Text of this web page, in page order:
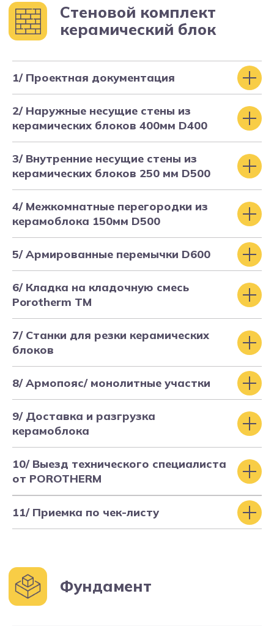
1/ Проектная документация
2/ Наружные несущие стены из
керамических блоков 400мм D400
3/ Внутренние несущие стены из
керамических блоков 250 мм D500
4/ Межкомнатные перегородки из
керамоблока 150мм D500
5/ Армированные перемычки D600
6/ Кладка на кладочную смесь
Porotherm TM
7/ Станки для резки керамических
блоков
8/ Армопояс/ монолитные участки
9/ Доставка и разгрузка
керамоблока
10/ Выезд технического специалиста
от POROTHERM
11/ Приемка по чек-листу
Сопровождение
строительства
Строим в ипотеку
и с использованием
эскроу-счетов
Поможем получить одобрение
и хорошие условия в одном
из банков-партнеров
РАССЧИТАТЬ ИПОТЕКУ